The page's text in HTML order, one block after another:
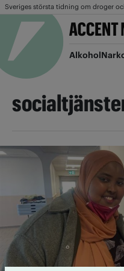
Sveriges största tidning om droger
Alkohol